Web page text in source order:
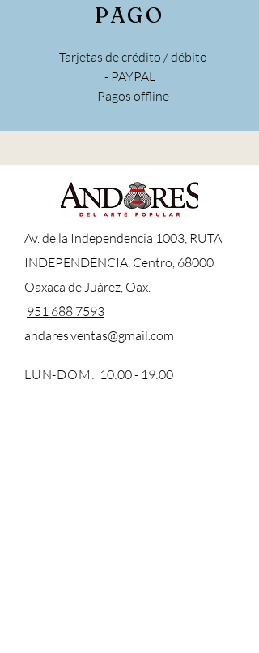
PAGO
- Tarjetas de crédito / débito
- PAYPAL
- Pagos offline
Av. de la Independencia 1003, RUTA
INDEPENDENCIA, Centro, 68000
Oaxaca de Juárez, Oax.
951 688 7593
andares.ventas@gmail.com
LUN-DOM: 10:00 - 19:00